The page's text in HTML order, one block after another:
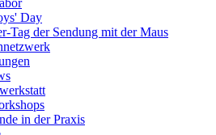
Day
Tag der Sendung mit der Maus
in der Praxis